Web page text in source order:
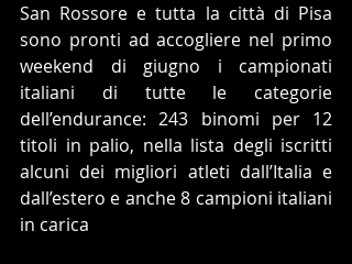
San Rossore e tutta la città di Pisa
sono pronti ad accogliere nel primo
weekend di giugno i campionati
italiani di tutte le categorie
dell’endurance: 243 binomi per 12
titoli in palio, nella lista degli iscritti
alcuni dei migliori atleti dall’Italia e
dall’estero e anche 8 campioni italiani
in carica